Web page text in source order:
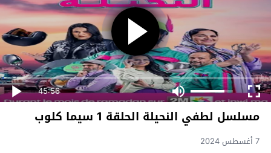
45:56
مسلسل لطفي النحيلة الحلقة 1 سيما كلوب
7 أغسطس 2024